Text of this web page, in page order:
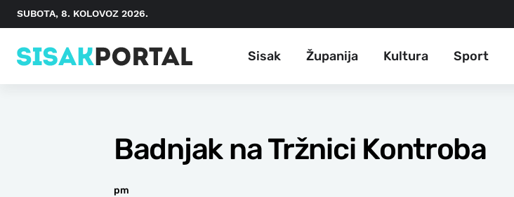
SUBOTA, 8. KOLOVOZ 2026.
Sisak Županija Kultura Sport
Badnjak na Tržnici Kontroba
pm